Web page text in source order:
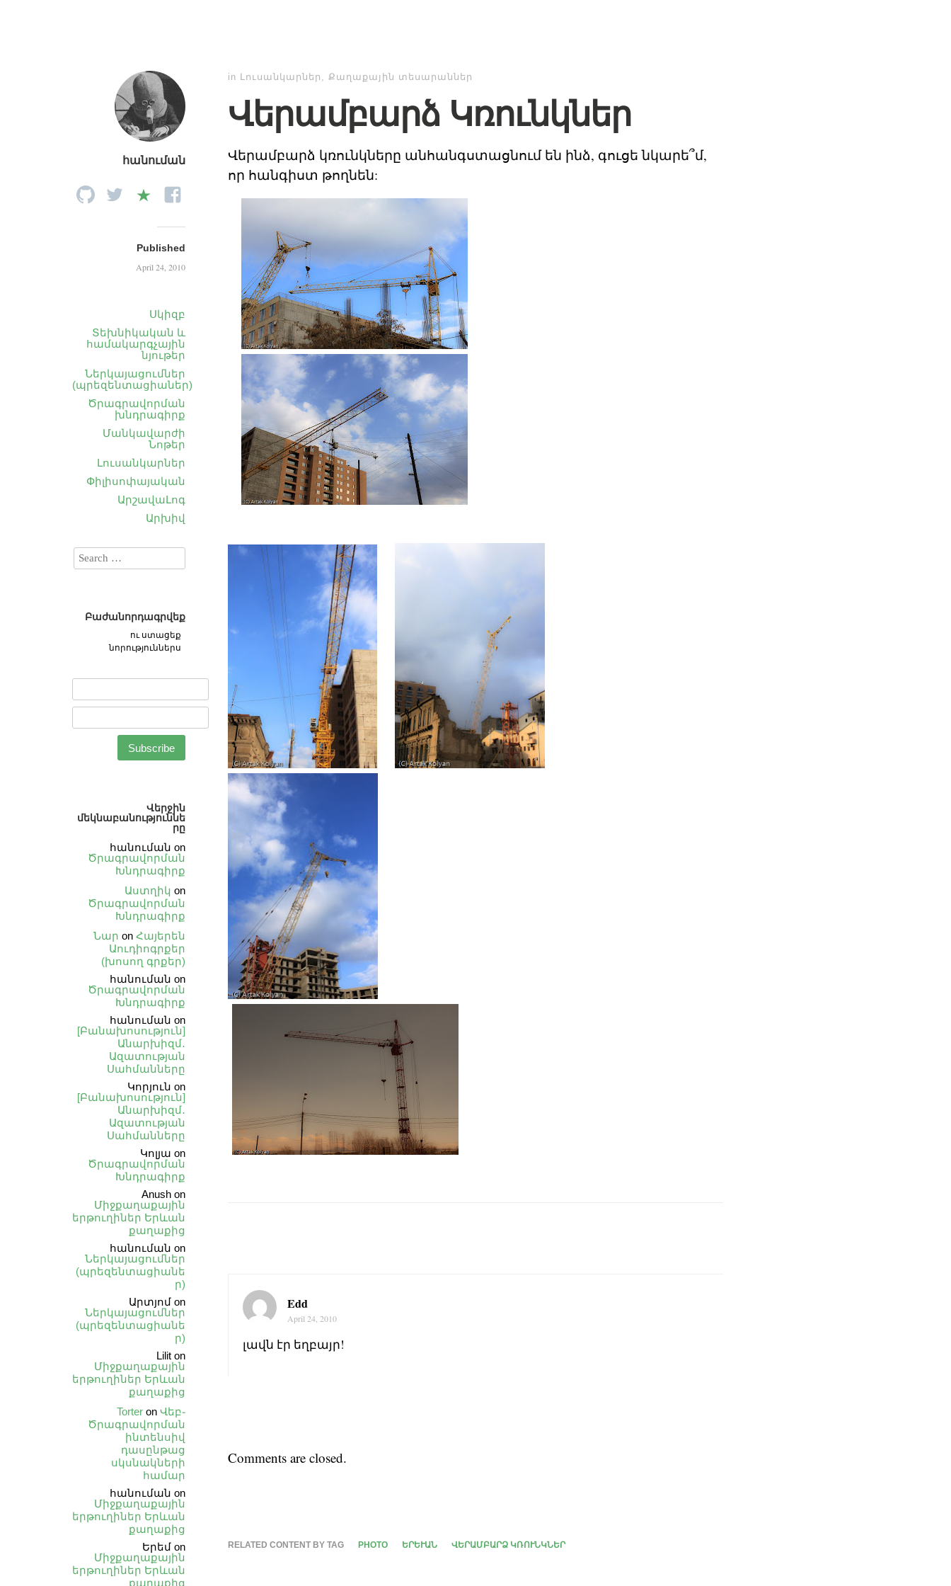
հանուման
Published
April 24, 2010
Սկիզբ
Տեխնիկական և
համակարգչային
նյութեր
Ներկայացումներ
(պրեզենտացիաներ)
Ծրագրավորման
խնդրագիրք
Մանկավարժի
Նոթեր
Լուսանկարներ
Փիլիսոփայական
ԱրշավաԼոգ
Արխիվ
in Լուսանկարներ , Քաղաքային տեսարաններ
Վերամբարձ Կռունկներ
Վերամբարձ կռունկները անհանգստացնում են ինձ, գուցե նկարե՞մ,
որ հանգիստ թողնեն:
Edd
April 24, 2010
լավն էր եղբայր!
Comments are closed.
RELATED CONTENT BY TAG PHOTO ԵՐԵՒԱՆ ՎԵՐԱՄԲԱՐՁ ԿՌՈՒՆԿՆԵՐ
Բաժանորդագրվեք
ու ստացեք
նորություններս
Վերջին
մեկնաբանություննե
րը
հանուման on
Ծրագրավորման
Խնդրագիրք
Աստղիկ on
Ծրագրավորման
Խնդրագիրք
Նար on Հայերեն
Աուդիոգրքեր
(խոսող գրքեր)
հանուման on
Ծրագրավորման
Խնդրագիրք
հանուման on
[Բանախոսություն]
Անարխիզմ․
Ազատության
Սահմանները
Կորյուն on
[Բանախոսություն]
Անարխիզմ․
Ազատության
Սահմանները
Կոլյա on
Ծրագրավորման
Խնդրագիրք
Anush on
Միջքաղաքային
երթուղիներ Երևան
քաղաքից
հանուման on
Ներկայացումներ
(պրեզենտացիանե
ր)
Արտյոմ on
Ներկայացումներ
(պրեզենտացիանե
ր)
Lilit on
Միջքաղաքային
երթուղիներ Երևան
քաղաքից
Torter on Վեբ֊
Ծրագրավորման
ինտենսիվ
դասընթաց
սկսնակների
համար
հանուման on
Միջքաղաքային
երթուղիներ Երևան
քաղաքից
Երեմ on
Միջքաղաքային
երթուղիներ Երևան
քաղաքից